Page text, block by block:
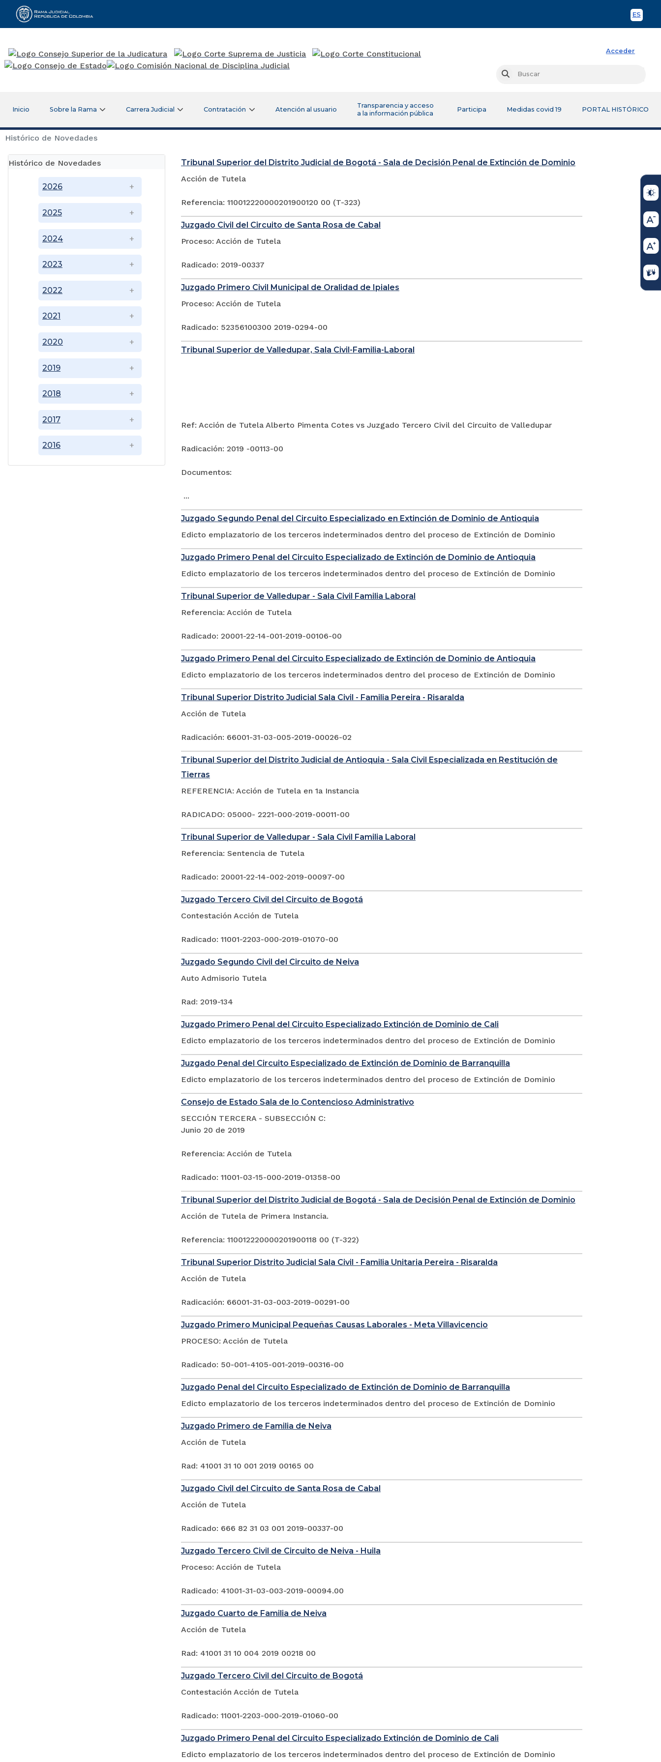
ES
Rama Judicial
Acceder
Buscar
Inicio Sobre la Rama Carrera Judicial Contratación Atención al usuario
Transparencia y acceso
a la información pública
Participa Medidas covid 19 PORTAL HISTÓRICO
Histórico de Novedades
Histórico de Novedades
2016
2017
2018
2019
2020
2021
2022
2023
2024
2025
2026
Tribunal Superior del Distrito Judicial de Bogotá - Sala de Decisión Penal de Extinción de Dominio
Acción de Tutela
Referencia: 110012220000201900120 00 (T-323)
Juzgado Civil del Circuito de Santa Rosa de Cabal
Proceso: Acción de Tutela
Radicado: 2019-00337
Juzgado Primero Civil Municipal de Oralidad de Ipiales
Proceso: Acción de Tutela
Radicado: 52356100300 2019-0294-00
Tribunal Superior de Valledupar, Sala Civil-Familia-Laboral
Ref: Acción de Tutela Alberto Pimenta Cotes vs Juzgado Tercero Civil del Circuito de Valledupar
Radicación: 2019 -00113-00
Documentos:
...
Juzgado Segundo Penal del Circuito Especializado en Extinción de Dominio de Antioquia
Edicto emplazatorio de los terceros indeterminados dentro del proceso de Extinción de Dominio
Juzgado Primero Penal del Circuito Especializado de Extinción de Dominio de Antioquia
Edicto emplazatorio de los terceros indeterminados dentro del proceso de Extinción de Dominio
Tribunal Superior de Valledupar - Sala Civil Familia Laboral
Referencia: Acción de Tutela
Radicado: 20001-22-14-001-2019-00106-00
Juzgado Primero Penal del Circuito Especializado de Extinción de Dominio de Antioquia
Edicto emplazatorio de los terceros indeterminados dentro del proceso de Extinción de Dominio
Tribunal Superior Distrito Judicial Sala Civil - Familia Pereira - Risaralda
Acción de Tutela
Radicación: 66001-31-03-005-2019-00026-02
Tribunal Superior del Distrito Judicial de Antioquia - Sala Civil Especializada en Restitución de
Tierras
REFERENCIA: Acción de Tutela en 1a Instancia
RADICADO: 05000- 2221-000-2019-00011-00
Tribunal Superior de Valledupar - Sala Civil Familia Laboral
Referencia: Sentencia de Tutela
Radicado: 20001-22-14-002-2019-00097-00
Juzgado Tercero Civil del Circuito de Bogotá
Contestación Acción de Tutela
Radicado: 11001-2203-000-2019-01070-00
Juzgado Segundo Civil del Circuito de Neiva
Auto Admisorio Tutela
Rad: 2019-134
Juzgado Primero Penal del Circuito Especializado Extinción de Dominio de Cali
Edicto emplazatorio de los terceros indeterminados dentro del proceso de Extinción de Dominio
Juzgado Penal del Circuito Especializado de Extinción de Dominio de Barranquilla
Edicto emplazatorio de los terceros indeterminados dentro del proceso de Extinción de Dominio
Consejo de Estado Sala de lo Contencioso Administrativo
SECCIÓN TERCERA - SUBSECCIÓN C:
Junio 20 de 2019
Referencia: Acción de Tutela
Radicado: 11001-03-15-000-2019-01358-00
Tribunal Superior del Distrito Judicial de Bogotá - Sala de Decisión Penal de Extinción de Dominio
Acción de Tutela de Primera Instancia.
Referencia: 110012220000201900118 00 (T-322)
Tribunal Superior Distrito Judicial Sala Civil - Familia Unitaria Pereira - Risaralda
Acción de Tutela
Radicación: 66001-31-03-003-2019-00291-00
Juzgado Primero Municipal Pequeñas Causas Laborales - Meta Villavicencio
PROCESO: Acción de Tutela
Radicado: 50-001-4105-001-2019-00316-00
Juzgado Penal del Circuito Especializado de Extinción de Dominio de Barranquilla
Edicto emplazatorio de los terceros indeterminados dentro del proceso de Extinción de Dominio
Juzgado Primero de Familia de Neiva
Acción de Tutela
Rad: 41001 31 10 001 2019 00165 00
Juzgado Civil del Circuito de Santa Rosa de Cabal
Acción de Tutela
Radicado: 666 82 31 03 001 2019-00337-00
Juzgado Tercero Civil de Circuito de Neiva - Huila
Proceso: Acción de Tutela
Radicado: 41001-31-03-003-2019-00094.00
Juzgado Cuarto de Familia de Neiva
Acción de Tutela
Rad: 41001 31 10 004 2019 00218 00
Juzgado Tercero Civil del Circuito de Bogotá
Contestación Acción de Tutela
Radicado: 11001-2203-000-2019-01060-00
Juzgado Primero Penal del Circuito Especializado Extinción de Dominio de Cali
Edicto emplazatorio de los terceros indeterminados dentro del proceso de Extinción de Dominio